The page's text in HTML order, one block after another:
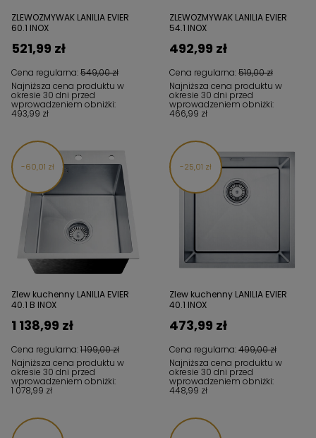
ZLEWOZMYWAK LANILIA EVIER
60.1 INOX
Cena regularna:549,00 zł
521,99 zł
Najniższa cena produktu w
okresie 30 dni przed
wprowadzeniem obniżki:
493,99 zł
ZLEWOZMYWAK LANILIA EVIER
54.1 INOX
Cena regularna:519,00 zł
492,99 zł
Najniższa cena produktu w
okresie 30 dni przed
wprowadzeniem obniżki:
466,99 zł
60,01 zł
Zlew kuchenny LANILIA EVIER
40.1 B INOX
Cena regularna:1 199,00 zł
1 138,99 zł
Najniższa cena produktu w
okresie 30 dni przed
wprowadzeniem obniżki:
1 078,99 zł
25,01 zł
Zlew kuchenny LANILIA EVIER
40.1 INOX
Cena regularna:499,00 zł
473,99 zł
Najniższa cena produktu w
okresie 30 dni przed
wprowadzeniem obniżki:
448,99 zł